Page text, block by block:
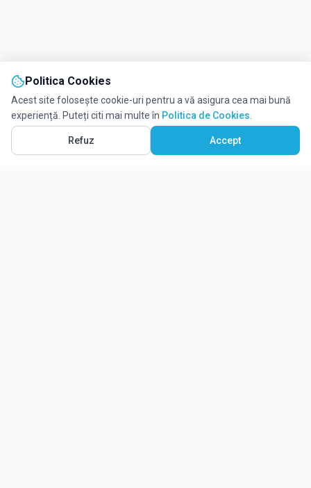
Vezi pe Hartă
Politica Cookies
Acest site folosește cookie-uri pentru a vă asigura cea mai bună
experiență. Puteți citi mai multe în Politica de Cookies
Refuz Accept